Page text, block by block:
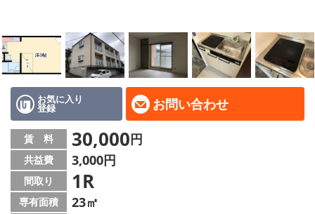
地図から探す
スタッフ
店舗情報·アクセス
会社概要
メールでお問い合わせ
お気に入り
登録 お問い合わせ
賃 料 30,000円
共益費 3,000円
間取り 1R
専有面積 23㎡